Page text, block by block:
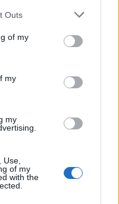
Outs
of my
my
my
of my
with the